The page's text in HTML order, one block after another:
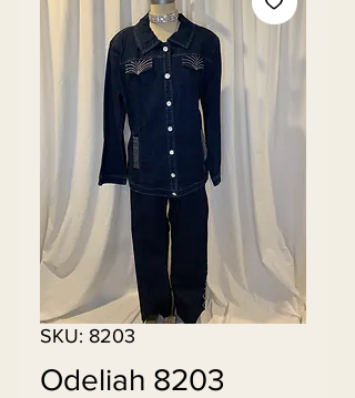
SKU: 8203
Odeliah 8203